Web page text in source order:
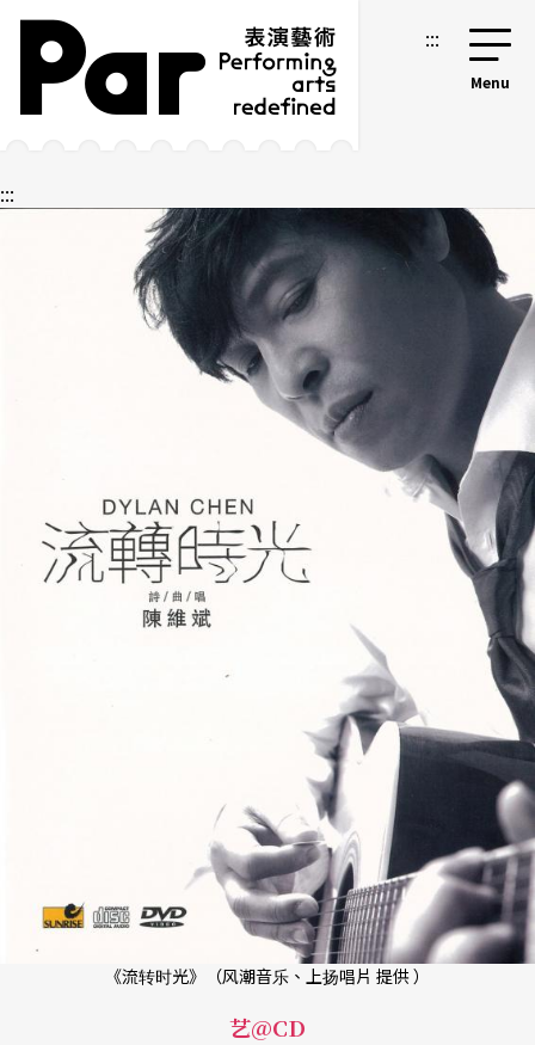
跳到主要内容区块
网站导览 :::
:::
《流转时光》（风潮音乐、上扬唱片 提供 ）
艺@CD